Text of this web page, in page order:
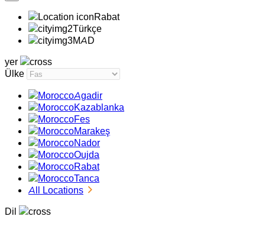
Rabat
Türkçe
MAD
yer
Ülke
Agadir
Kazablanka
Fes
Marakeş
Nador
Oujda
Rabat
Tanca
All Locations
Dil